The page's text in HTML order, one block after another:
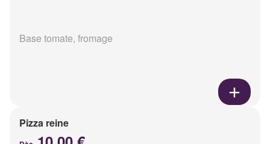
Base tomate, fromage
Pizza reine